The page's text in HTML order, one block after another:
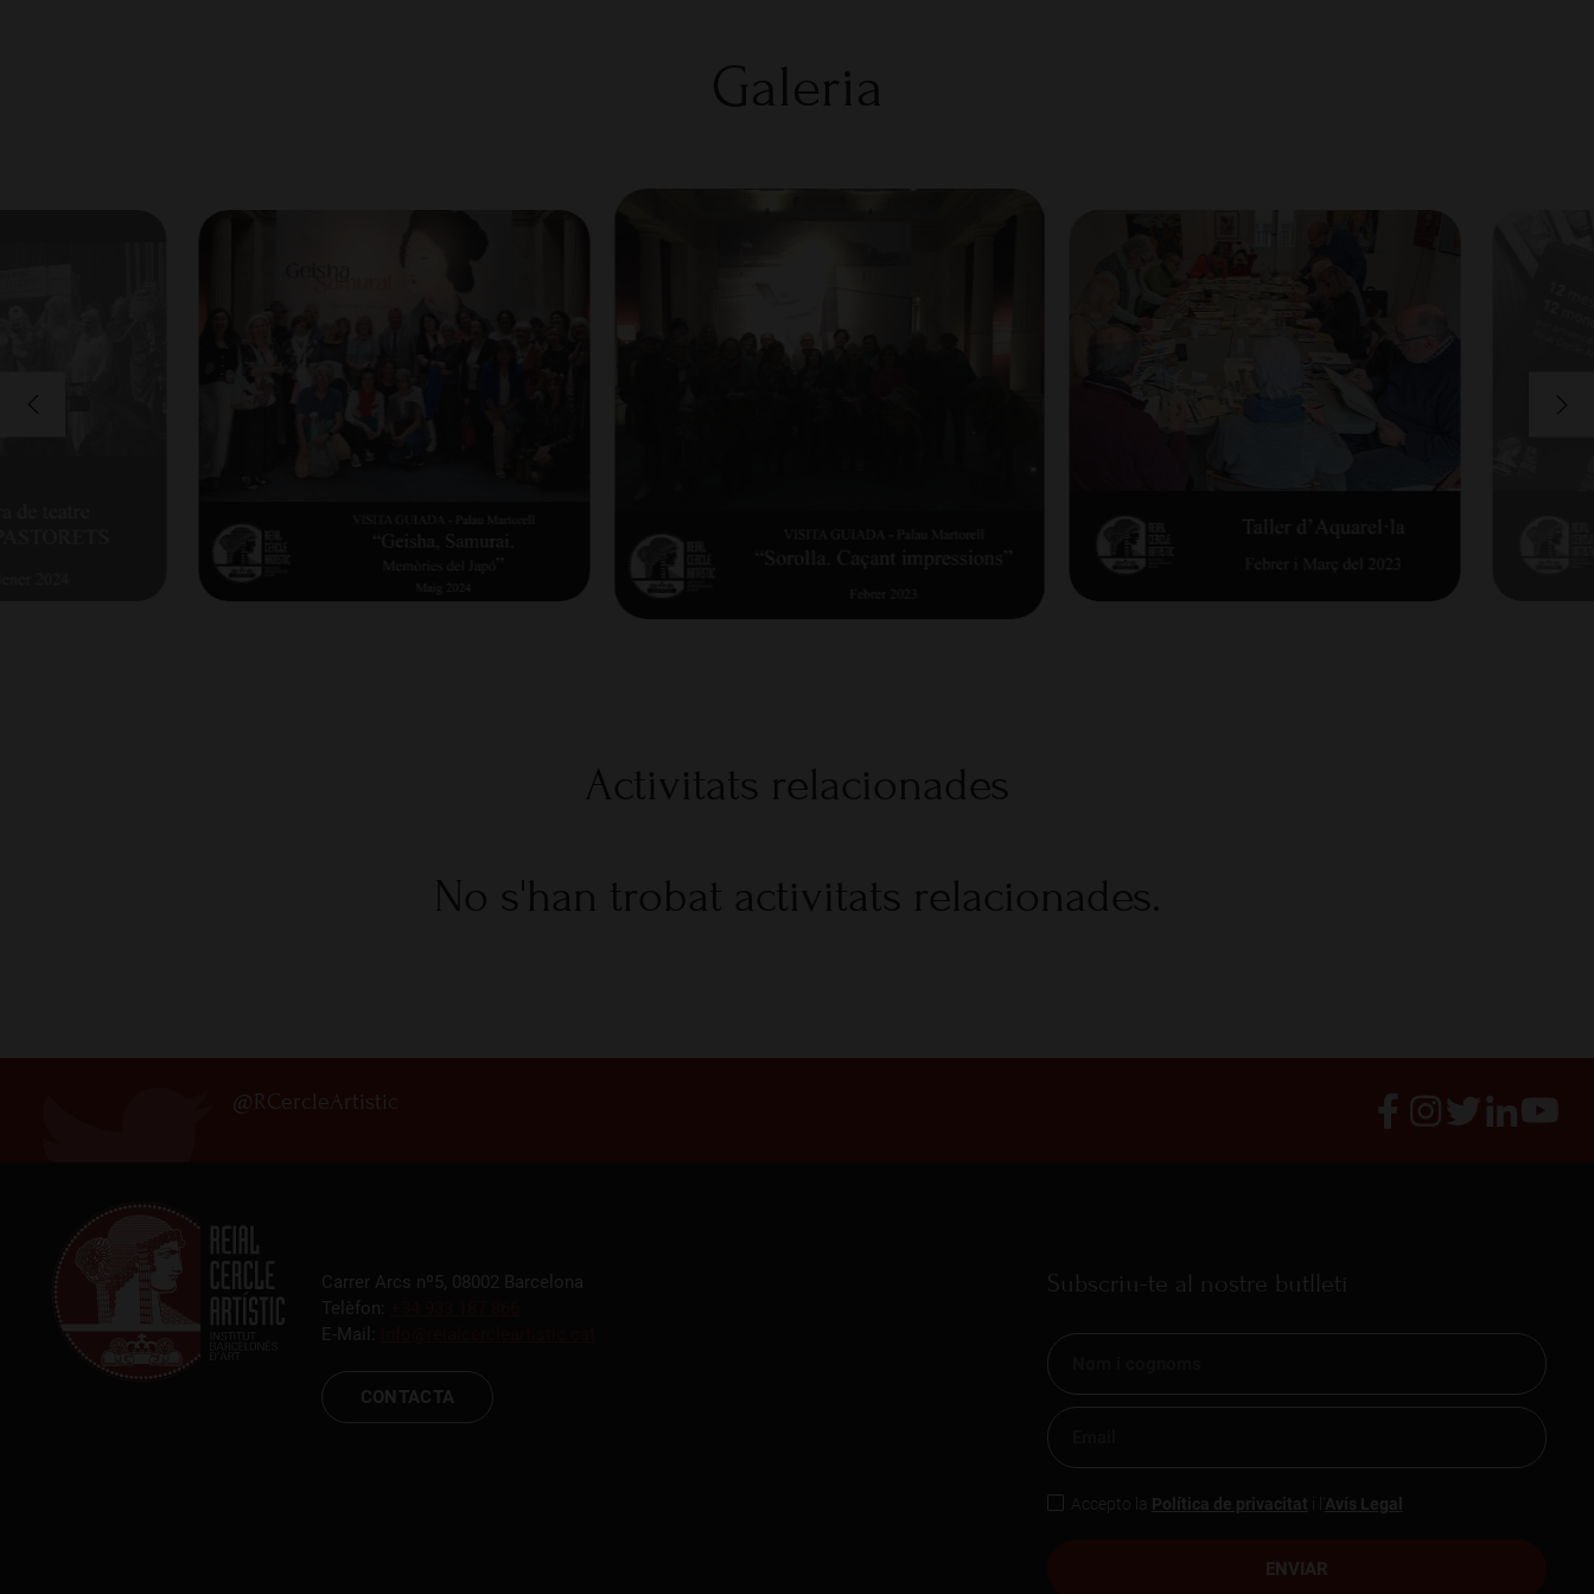
Galeria
Activitats relacionades
No s'han trobat activitats relacionades.
@RCercleArtistic
Carrer Arcs nº5, 08002 Barcelona
Telèfon:
E-Mail:
CONTACTA
Subscriu-te al nostre butlletí
ENVIAR
Accepto la Política de privacitat Avís Legal